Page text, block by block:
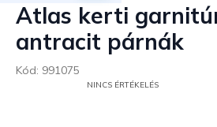
Atlas kerti
antracit párnák
Kód: 991075
NINCS ÉRTÉKELÉS